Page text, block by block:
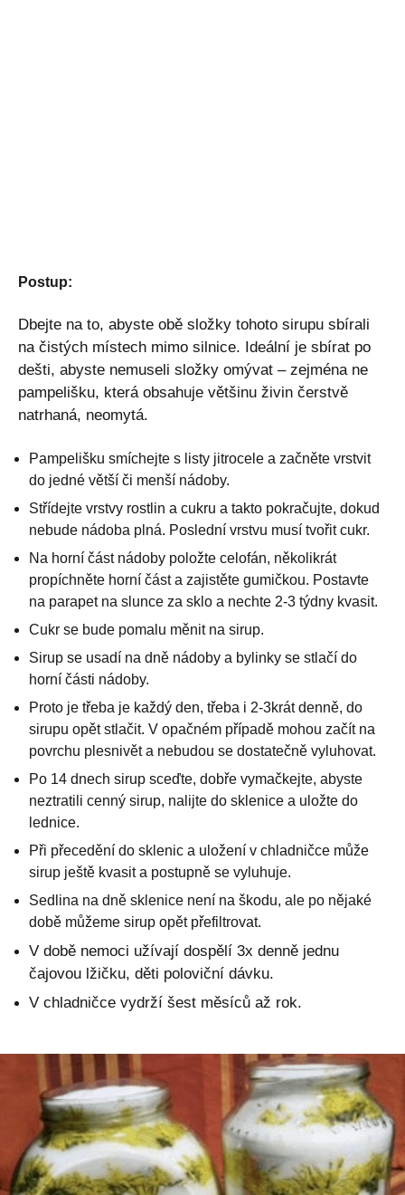
Postup:
Dbejte na to, abyste obě složky tohoto sirupu sbírali
na čistých místech mimo silnice. Ideální je sbírat po
dešti, abyste nemuseli složky omývat – zejména ne
pampelišku, která obsahuje většinu živin čerstvě
natrhaná, neomytá.
Pampelišku smíchejte s listy jitrocele a začněte vrstvit
do jedné větší či menší nádoby.
Střídejte vrstvy rostlin a cukru a takto pokračujte, dokud
nebude nádoba plná. Poslední vrstvu musí tvořit cukr.
Na horní část nádoby položte celofán, několikrát
propíchněte horní část a zajistěte gumičkou. Postavte
na parapet na slunce za sklo a nechte 2-3 týdny kvasit.
Cukr se bude pomalu měnit na sirup.
Sirup se usadí na dně nádoby a bylinky se stlačí do
horní části nádoby.
Proto je třeba je každý den, třeba i 2-3krát denně, do
sirupu opět stlačit. V opačném případě mohou začít na
povrchu plesnivět a nebudou se dostatečně vyluhovat.
Po 14 dnech sirup sceďte, dobře vymačkejte, abyste
neztratili cenný sirup, nalijte do sklenice a uložte do
lednice.
Při přecedění do sklenic a uložení v chladničce může
sirup ještě kvasit a postupně se vyluhuje.
Sedlina na dně sklenice není na škodu, ale po nějaké
době můžeme sirup opět přefiltrovat.
V době nemoci užívají dospělí 3x denně jednu
čajovou lžičku, děti poloviční dávku.
V chladničce vydrží šest měsíců až rok.